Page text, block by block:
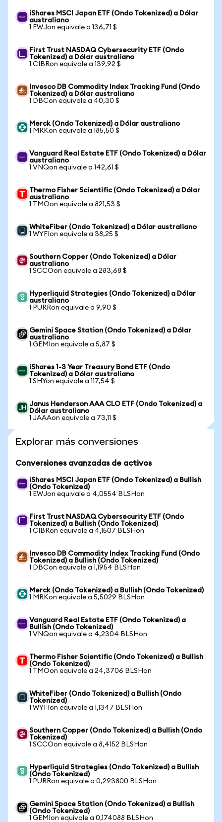
iShares MSCI Japan ETF (Ondo Tokenized) a Dólar
australiano
1 EWJon equivale a 136,71 $
First Trust NASDAQ Cybersecurity ETF (Ondo
Tokenized) a Dólar australiano
1 CIBRon equivale a 139,92 $
Invesco DB Commodity Index Tracking Fund (Ondo
Tokenized) a Dólar australiano
1 DBCon equivale a 40,30 $
Merck (Ondo Tokenized) a Dólar australiano
1 MRKon equivale a 185,50 $
Vanguard Real Estate ETF (Ondo Tokenized) a Dólar
australiano
1 VNQon equivale a 142,61 $
Thermo Fisher Scientific (Ondo Tokenized) a Dólar
australiano
1 TMOon equivale a 821,53 $
WhiteFiber (Ondo Tokenized) a Dólar australiano
1 WYFIon equivale a 38,25 $
Southern Copper (Ondo Tokenized) a Dólar
australiano
1 SCCOon equivale a 283,68 $
Hyperliquid Strategies (Ondo Tokenized) a Dólar
australiano
1 PURRon equivale a 9,90 $
Gemini Space Station (Ondo Tokenized) a Dólar
australiano
1 GEMIon equivale a 5,87 $
iShares 1-3 Year Treasury Bond ETF (Ondo
Tokenized) a Dólar australiano
1 SHYon equivale a 117,54 $
Janus Henderson AAA CLO ETF (Ondo Tokenized) a
Dólar australiano
1 JAAAon equivale a 73,11 $
Explorar más conversiones
Conversiones avanzadas de activos
iShares MSCI Japan ETF (Ondo Tokenized) a Bullish
(Ondo Tokenized)
1 EWJon equivale a 4,0554 BLSHon
First Trust NASDAQ Cybersecurity ETF (Ondo
Tokenized) a Bullish (Ondo Tokenized)
1 CIBRon equivale a 4,1507 BLSHon
Invesco DB Commodity Index Tracking Fund (Ondo
Tokenized) a Bullish (Ondo Tokenized)
1 DBCon equivale a 1,1954 BLSHon
Merck (Ondo Tokenized) a Bullish (Ondo Tokenized)
1 MRKon equivale a 5,5029 BLSHon
Vanguard Real Estate ETF (Ondo Tokenized) a
Bullish (Ondo Tokenized)
1 VNQon equivale a 4,2304 BLSHon
Thermo Fisher Scientific (Ondo Tokenized) a Bullish
(Ondo Tokenized)
1 TMOon equivale a 24,3706 BLSHon
WhiteFiber (Ondo Tokenized) a Bullish (Ondo
Tokenized)
1 WYFIon equivale a 1,1347 BLSHon
Southern Copper (Ondo Tokenized) a Bullish (Ondo
Tokenized)
1 SCCOon equivale a 8,4152 BLSHon
Hyperliquid Strategies (Ondo Tokenized) a Bullish
(Ondo Tokenized)
1 PURRon equivale a 0,293800 BLSHon
Gemini Space Station (Ondo Tokenized) a Bullish
(Ondo Tokenized)
1 GEMIon equivale a 0,174088 BLSHon